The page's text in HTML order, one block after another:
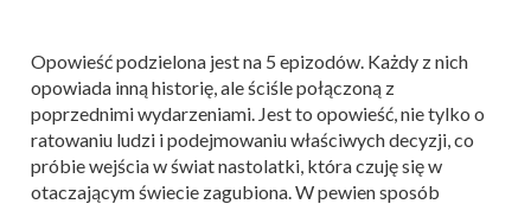
Opowieść podzielona jest na 5 epizodów. Każdy z nich
opowiada inną historię, ale ściśle połączoną z
poprzednimi wydarzeniami. Jest to opowieść, nie tylko o
ratowaniu ludzi i podejmowaniu właściwych decyzji, co
próbie wejścia w świat nastolatki, która czuję się w
otaczającym świecie zagubiona. W pewien sposób